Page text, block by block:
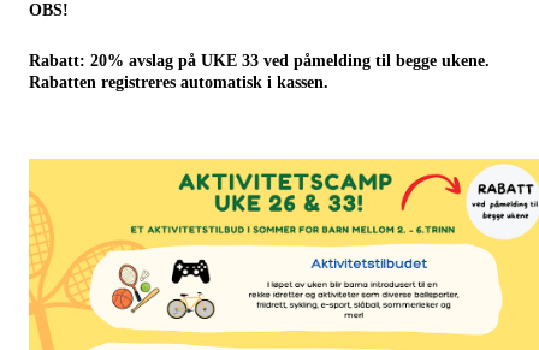
OBS!
Rabatt: 20% avslag på UKE 33 ved påmelding til begge ukene.
Rabatten registreres automatisk i kassen.